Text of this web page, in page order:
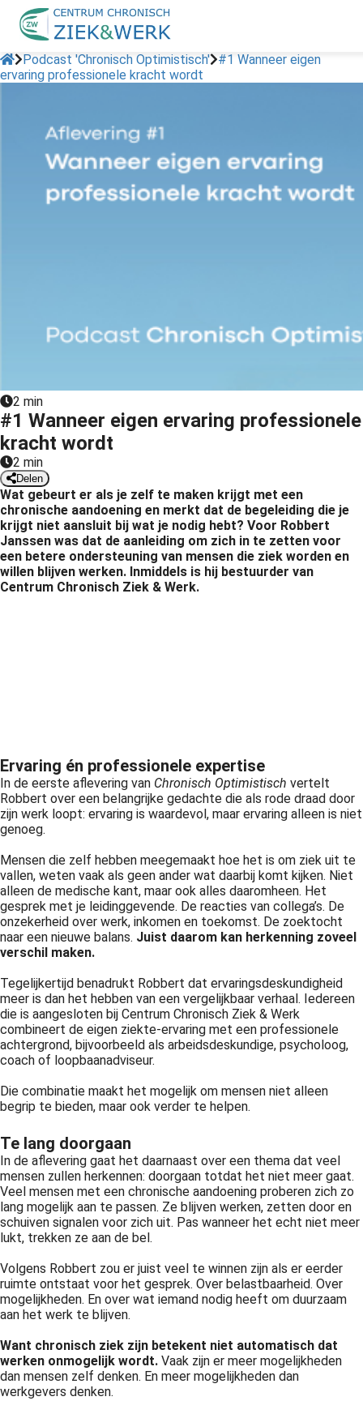
Podcast 'Chronisch Optimistisch' #1 Wanneer eigen
ervaring professionele kracht wordt
2 min
#1 Wanneer eigen ervaring professionele
kracht wordt
2 min
Delen
Wat gebeurt er als je zelf te maken krijgt met een
chronische aandoening en merkt dat de begeleiding die je
krijgt niet aansluit bij wat je nodig hebt? Voor Robbert
Janssen was dat de aanleiding om zich in te zetten voor
een betere ondersteuning van mensen die ziek worden en
willen blijven werken. Inmiddels is hij bestuurder van
Centrum Chronisch Ziek & Werk.
Ervaring én professionele expertise
In de eerste aflevering van Chronisch Optimistisch vertelt
Robbert over een belangrijke gedachte die als rode draad door
zijn werk loopt: ervaring is waardevol, maar ervaring alleen is niet
genoeg.
Mensen die zelf hebben meegemaakt hoe het is om ziek uit te
vallen, weten vaak als geen ander wat daarbij komt kijken. Niet
alleen de medische kant, maar ook alles daaromheen. Het
gesprek met je leidinggevende. De reacties van collega’s. De
onzekerheid over werk, inkomen en toekomst. De zoektocht
naar een nieuwe balans. Juist daarom kan herkenning zoveel
verschil maken.
Tegelijkertijd benadrukt Robbert dat ervaringsdeskundigheid
meer is dan het hebben van een vergelijkbaar verhaal. Iedereen
die is aangesloten bij Centrum Chronisch Ziek & Werk
combineert de eigen ziekte-ervaring met een professionele
achtergrond, bijvoorbeeld als arbeidsdeskundige, psycholoog,
coach of loopbaanadviseur.
Die combinatie maakt het mogelijk om mensen niet alleen
begrip te bieden, maar ook verder te helpen.
Te lang doorgaan
In de aflevering gaat het daarnaast over een thema dat veel
mensen zullen herkennen: doorgaan totdat het niet meer gaat.
Veel mensen met een chronische aandoening proberen zich zo
lang mogelijk aan te passen. Ze blijven werken, zetten door en
schuiven signalen voor zich uit. Pas wanneer het echt niet meer
lukt, trekken ze aan de bel.
Volgens Robbert zou er juist veel te winnen zijn als er eerder
ruimte ontstaat voor het gesprek. Over belastbaarheid. Over
mogelijkheden. En over wat iemand nodig heeft om duurzaam
aan het werk te blijven.
Want chronisch ziek zijn betekent niet automatisch dat
werken onmogelijk wordt. Vaak zijn er meer mogelijkheden
dan mensen zelf denken. En meer mogelijkheden dan
werkgevers denken.
niet
worden
om
te
over
van
Hierdoor
website-
van